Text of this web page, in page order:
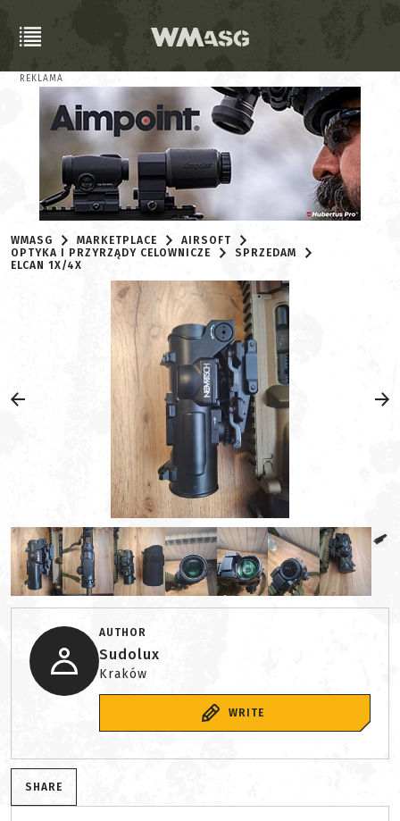
REKLAMA
WMASG MARKETPLACE
AIRSOFT
OPTYKA I PRZYRZĄDY CELOWNICZE
SPRZEDAM
ELCAN 1X/4X
AUTHOR
Sudolux
Kraków
WRITE
SHARE